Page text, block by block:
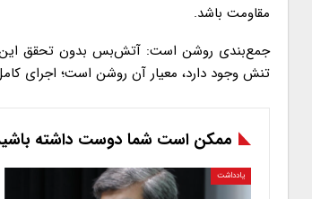
مقاومت باشد.
جمع‌بندی روشن است: آتش‌بس بدون تحقق این ده
تنش وجود دارد، معیار آن روشن است؛ اجرای
ممکن است شما دوست داشته
یادداشت